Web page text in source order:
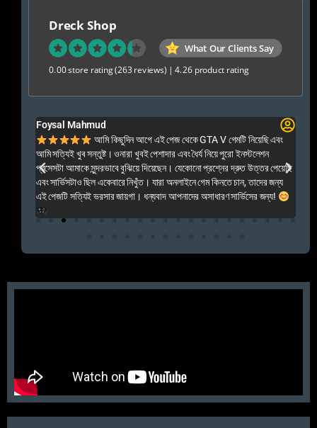
Dreck Shop
What Our Clients Say
0.00 store rating(263 reviews) |4.26 product rating
Foysal Mahmud
আমি কিছুদিন আগে এই পেজ থেকে GTA V গেমটি নিয়েছি এবং
আমি সত্যিই খুব সন্তুষ্ট। ওনারা খুবই পেশাদার এবং ধৈর্য নিয়ে পুরো ইনস্টলেশন
প্রসেসটা আমাকে সুন্দরভাবে বুঝিয়ে দিয়েছেন। যেকোনো প্রশ্নের দ্রুত উত্তর পেয়েছি
এবং সার্ভিসটাও ছিল একেবারে নিখুঁত। যারা অনলাইনে গেম কিনতে চান, তাদের জন্য
এই পেজটি সত্যিই ভরসার জায়গা। ধন্যবাদ আপনাদের অসাধারণ সার্ভিসের জন্য!